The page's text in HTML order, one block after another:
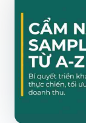
SALES &
Modern
Quản trị
Design
Chiến